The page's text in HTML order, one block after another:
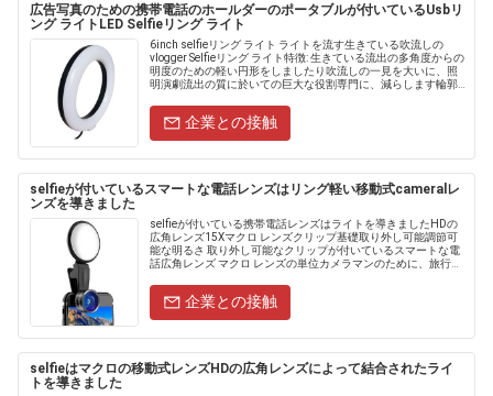
広告写真のための携帯電話のホールダーのポータブルが付いているUsbリ
ング ライトLED Selfieリング ライト
6inch selfieリング ライト ライトを流す生きている吹流しの
vlogger Selfieリング ライト特徴: 生きている流出の多角度からの
明度のための軽い円形をしましたり吹流しの一見を大いに、照
明演劇流出の質に於いての巨大な役割専門に、減らします輪郭
企業との接触
selfieが付いているスマートな電話レンズはリング軽い移動式cameralレ
ンズを導きました
selfieが付いている携帯電話レンズはライトを導きましたHDの
広角レンズ15Xマクロ レンズクリップ基礎取り外し可能調節可
能な明るさ 取り外し可能なクリップが付いているスマートな電
話広角レンズ マクロ レンズの単位カメラマンのために、旅行恋
企業との接触
selfieはマクロの移動式レンズHDの広角レンズによって結合されたライ
トを導きました